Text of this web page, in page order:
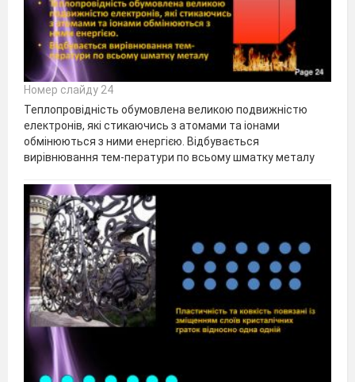
Номер слайду 24
Теплопровідність обумовлена ​​великою подвижністю
електронів, які стикаючись з атомами та іонами
обмінюються з ними енергією. Відбувається
вирівнювання тем-ператури по всьому шматку металу